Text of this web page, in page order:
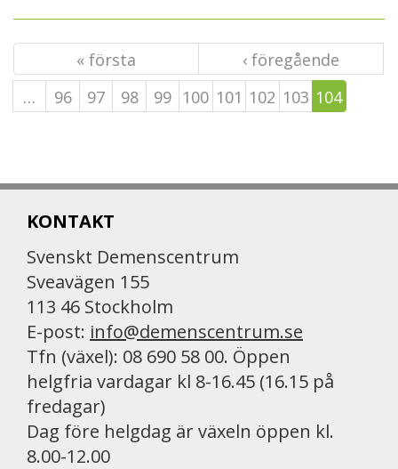
« första
‹ föregående
…
96 97 98 99 100 101 102 103 104
KONTAKT
Svenskt Demenscentrum
Sveavägen 155
113 46 Stockholm
E-post: info@demenscentrum.se
Tfn (växel): 08 690 58 00. Öppen
helgfria vardagar kl 8-16.45 (16.15 på
fredagar)
Dag före helgdag är växeln öppen kl.
8.00-12.00